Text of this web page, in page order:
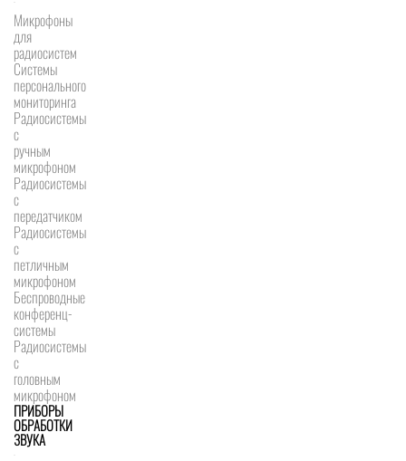
Микрофоны
для
радиосистем
Системы
персонального
мониторинга
Радиосистемы
c
ручным
микрофоном
Радиосистемы
с
передатчиком
Радиосистемы
с
петличным
микрофоном
Беспроводные
конференц-
системы
Радиосистемы
с
головным
микрофоном
ПРИБОРЫ
ОБРАБОТКИ
ЗВУКА